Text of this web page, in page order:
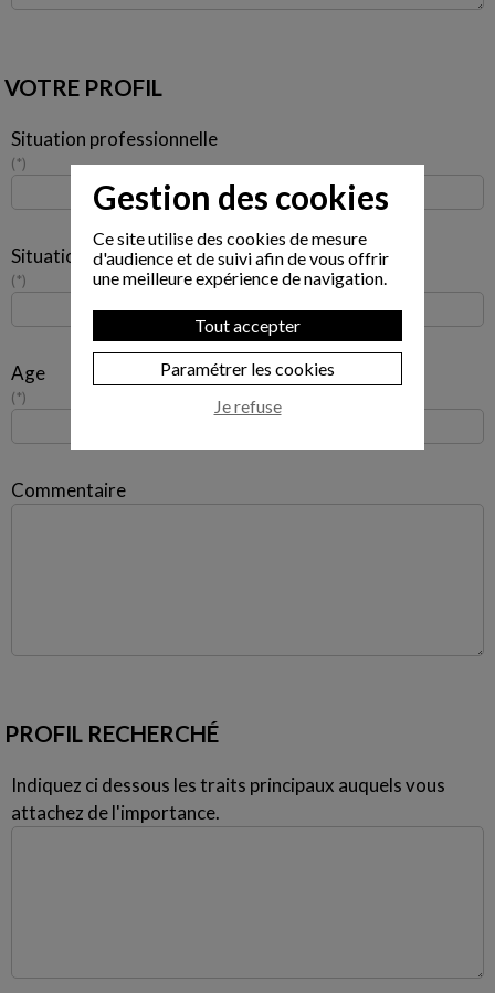
VOTRE PROFIL
Situation professionnelle
*
Situation familiale
*
Age
*
Commentaire
PROFIL RECHERCHÉ
Indiquez ci dessous les traits principaux auquels vous
attachez de l'importance.
Gestion des cookies
Ce site utilise des cookies de mesure
d'audience et de suivi afin de vous offrir
une meilleure expérience de navigation.
Tout accepter
Paramétrer les cookies
Je refuse